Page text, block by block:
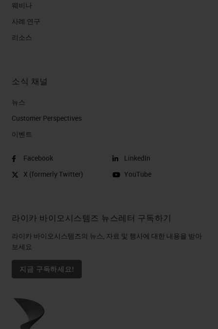
웨비나
사례 연구
리소스
소식 채널
뉴스
Customer Perspectives​
이벤트
Facebook
X (formerly Twitter)
LinkedIn
YouTube
라이카 바이오시스템즈 뉴스레터 구독하기
라이카 바이오시스템즈의 뉴스, 자료 및 행사에 대한 내용을 받아
보세요
지금 구독하세요!